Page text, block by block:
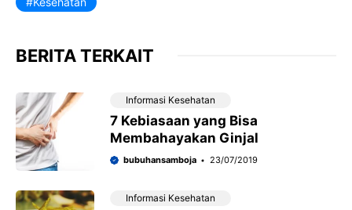
BERITA TERKAIT
Informasi Kesehatan
7 Kebiasaan yang Bisa
Membahayakan Ginjal
bubuhansamboja 23/07/2019
Informasi Kesehatan